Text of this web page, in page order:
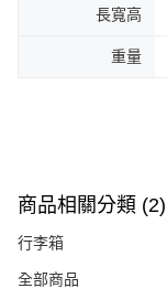
長寬高
重量
商品相關分類 (2)
行李箱
全部商品